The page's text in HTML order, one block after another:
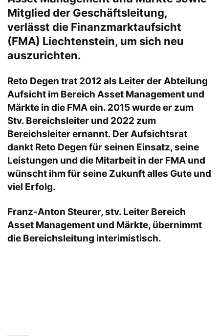
Mitglied der Geschäftsleitung,
verlässt die Finanzmarktaufsicht
(FMA) Liechtenstein, um sich neu
auszurichten.
Reto Degen trat 2012 als Leiter der Abteilung
Aufsicht im Bereich Asset Management und
Märkte in die FMA ein. 2015 wurde er zum
Stv. Bereichsleiter und 2022 zum
Bereichsleiter ernannt. Der Aufsichtsrat
dankt Reto Degen für seinen Einsatz, seine
Leistungen und die Mitarbeit in der FMA und
wünscht ihm für seine Zukunft alles Gute und
viel Erfolg.
Franz-Anton Steurer, stv. Leiter Bereich
Asset Management und Märkte, übernimmt
die Bereichsleitung interimistisch.